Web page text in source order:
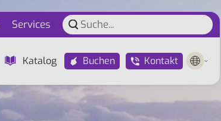
Services
Katalog Buchen Kontakt